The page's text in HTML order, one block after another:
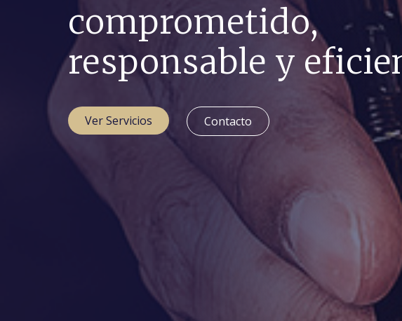
comprometido,
responsable y
Ver Servicios Contacto